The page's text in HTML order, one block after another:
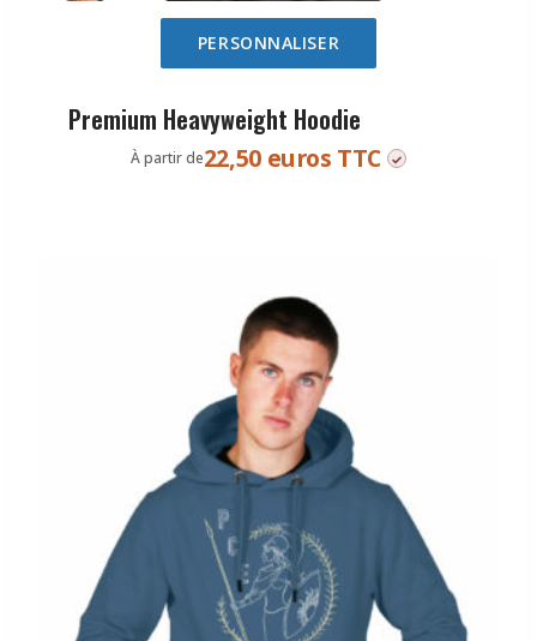
PERSONNALISER
Premium Heavyweight Hoodie
À partir de22,50 euros TTC